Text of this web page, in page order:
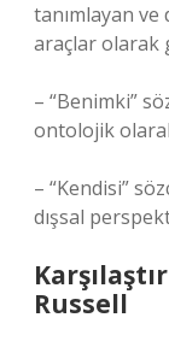
tanımlayan
araçlar olarak
– “Benimki”
ontolojik
– “Kendisi”
dışsal
Russell